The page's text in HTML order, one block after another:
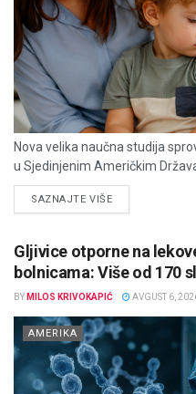
Nova velika naučna studija
u Sjedinjenim Američkim
SAZNAJTE VIŠEDETAILS
Gljivice otporne na
bolnicama: Više od 170
BY MILOS KRIVOKAPIĆ AVGUST 6,
AMERIKA